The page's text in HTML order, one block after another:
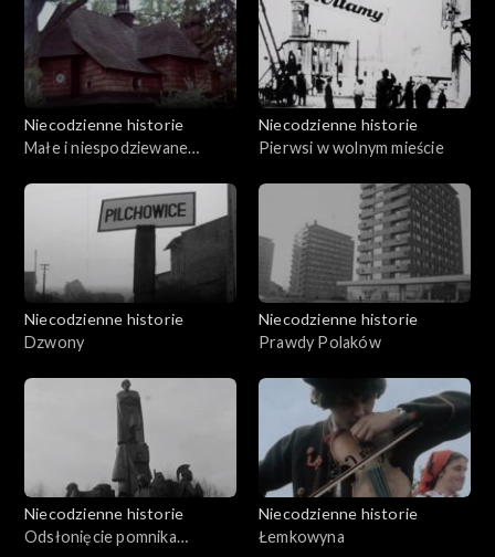
Niecodzienne historie
Małe i niespodziewane
Niecodzienne historie
Pierwsi w wolnym mieście
Niecodzienne historie
Dzwony
Niecodzienne historie
Prawdy Polaków
Niecodzienne historie
Odsłonięcie pomnika
Niecodzienne historie
Łemkowyna